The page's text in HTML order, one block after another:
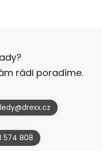
rádi poradíme.
574 808